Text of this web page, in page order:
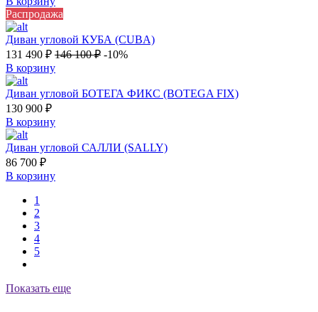
Распродажа
Диван угловой КУБА (CUBA)
131 490 ₽ 146 100₽ -10%
В корзину
Диван угловой БОТЕГА ФИКС (BOTEGA FIX)
130 900 ₽
В корзину
Диван угловой САЛЛИ (SALLY)
86 700 ₽
В корзину
1
2
3
4
5
Показать еще